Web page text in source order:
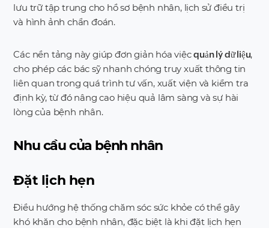
lưu trữ tập trung cho hồ sơ bệnh nhân, lịch sử điều trị
và hình ảnh chẩn đoán.
Các nền tảng này giúp đơn giản hóa việcquản lý dữ liệu,
cho phép các bác sỹ nhanh chóng truy xuất thông tin
liên quan trong quá trình tư vấn, xuất viện và kiểm tra
định kỳ, từ đó nâng cao hiệu quả lâm sàng và sự hài
lòng của bệnh nhân.
Nhu cầu của bệnh nhân
Đặt lịch hẹn
Điều hướng hệ thống chăm sóc sức khỏe có thể gây
khó khăn cho bệnh nhân, đặc biệt là khi đặt lịch hẹn